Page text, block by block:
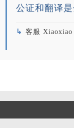
公证和翻译
客服 Xiaoxiao